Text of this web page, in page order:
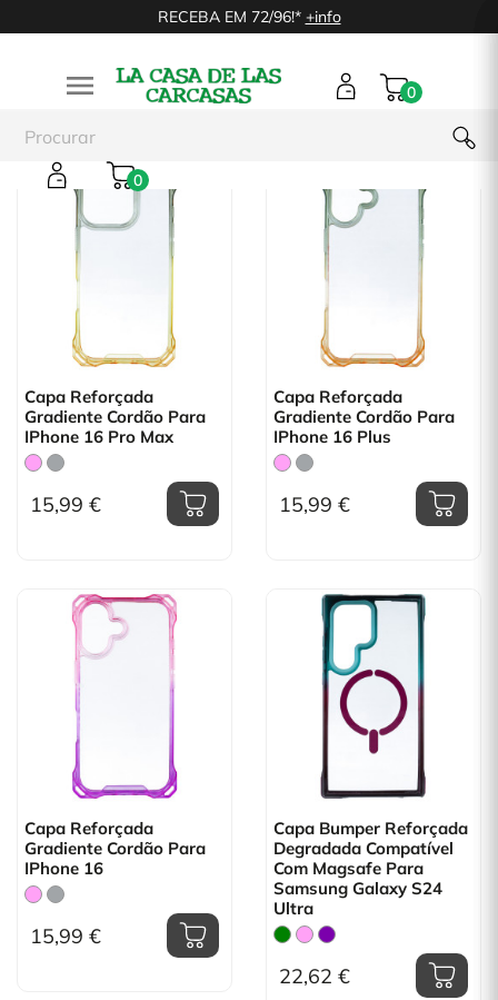
RECEBA EM 72/96!* +info
 0
0
Capa Reforçada
Gradiente Cordão Para
IPhone 16 Pro Max
15,99 €
Capa Reforçada
Gradiente Cordão Para
IPhone 16 Plus
15,99 €
Capa Reforçada
Gradiente Cordão Para
IPhone 16
15,99 €
Capa Bumper Reforçada
Degradada Compatível
Com Magsafe Para
Samsung Galaxy S24
Ultra
22,62 €